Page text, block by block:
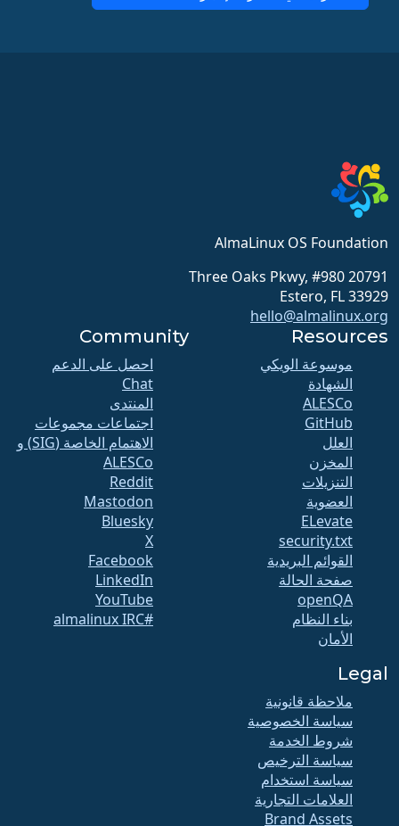
AlmaLinux OS Foundation
20791 Three Oaks Pkwy, #980
Estero, FL 33929
hello@almalinux.org
Resources
موسوعة الويكي
الشهادة
ALESCo
GitHub
العلل
المخزن
التنزيلات
العضوية
ELevate
security.txt
القوائم البريدية
صفحة الحالة
openQA
بناء النظام
الأمان
Community
احصل على الدعم
Chat
المنتدى
اجتماعات مجموعات
الاهتمام الخاصة (SIG) و
ALESCo
Reddit
Mastodon
Bluesky
X
Facebook
LinkedIn
YouTube
#almalinux IRC
Legal
ملاحظة قانونية
سياسة الخصوصية
شروط الخدمة
سياسة الترخيص
سياسة استخدام
العلامات التجارية
Brand Assets